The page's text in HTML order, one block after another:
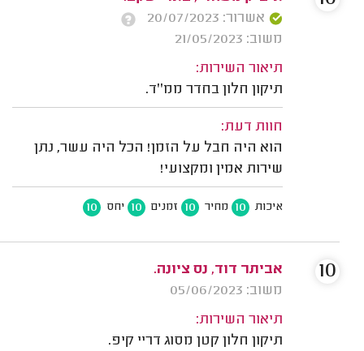
אשרור: 20/07/2023
משוב: 21/05/2023
תיאור השירות:
תיקון חלון בחדר ממ''ד.
חוות דעת:
הוא היה חבל על הזמן! הכל היה עשר, נתן
שירות אמין ומקצועי!
איכות 10 מחיר 10 זמנים 10 יחס 10
אביתר דוד, נס ציונה.
משוב: 05/06/2023
תיאור השירות:
תיקון חלון קטן מסוג דריי קיפ.
10